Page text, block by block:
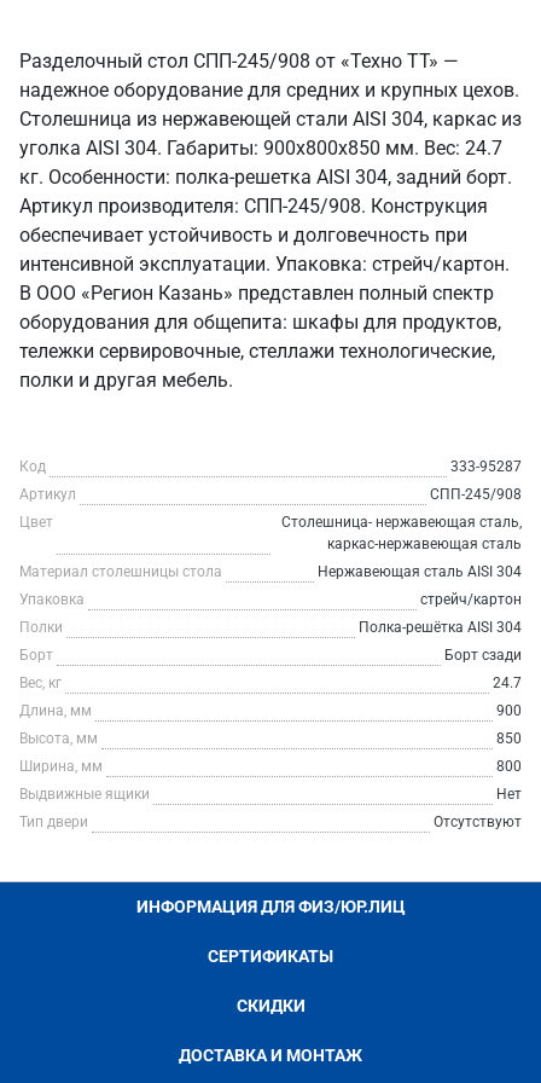
Разделочный стол СПП-245/908 от «Техно ТТ» —
надежное оборудование для средних и крупных цехов.
Столешница из нержавеющей стали AISI 304, каркас из
уголка AISI 304. Габариты: 900x800x850 мм. Вес: 24.7
кг. Особенности: полка-решетка AISI 304, задний борт.
Артикул производителя: СПП-245/908. Конструкция
обеспечивает устойчивость и долговечность при
интенсивной эксплуатации. Упаковка: стрейч/картон.
В ООО «Регион Казань» представлен полный спектр
оборудования для общепита: шкафы для продуктов,
тележки сервировочные, стеллажи технологические,
полки и другая мебель.
Код
333-95287
Артикул
СПП-245/908
Цвет
Столешница- нержавеющая сталь,
каркас-нержавеющая сталь
Материал столешницы стола
Нержавеющая сталь AISI 304
Упаковка
стрейч/картон
Полки
Полка-решётка AISI 304
Борт
Борт сзади
Вес, кг
24.7
Длина, мм
900
Высота, мм
850
Ширина, мм
800
Выдвижные ящики
Нет
Тип двери
Отсутствуют
ИНФОРМАЦИЯ ДЛЯ ФИЗ/ЮР.ЛИЦ
СЕРТИФИКАТЫ
СКИДКИ
ДОСТАВКА И МОНТАЖ